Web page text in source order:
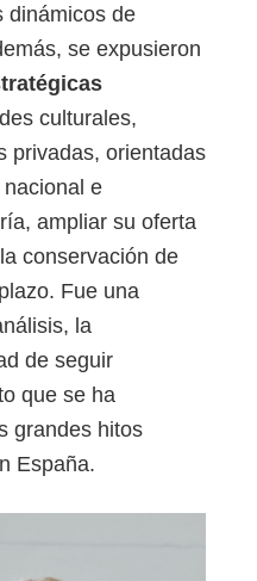
dinámicos de
se expusieron
culturales,
privadas, orientadas
e
ampliar su oferta
conservación de
Fue una
la
de seguir
que se ha
grandes hitos
España.